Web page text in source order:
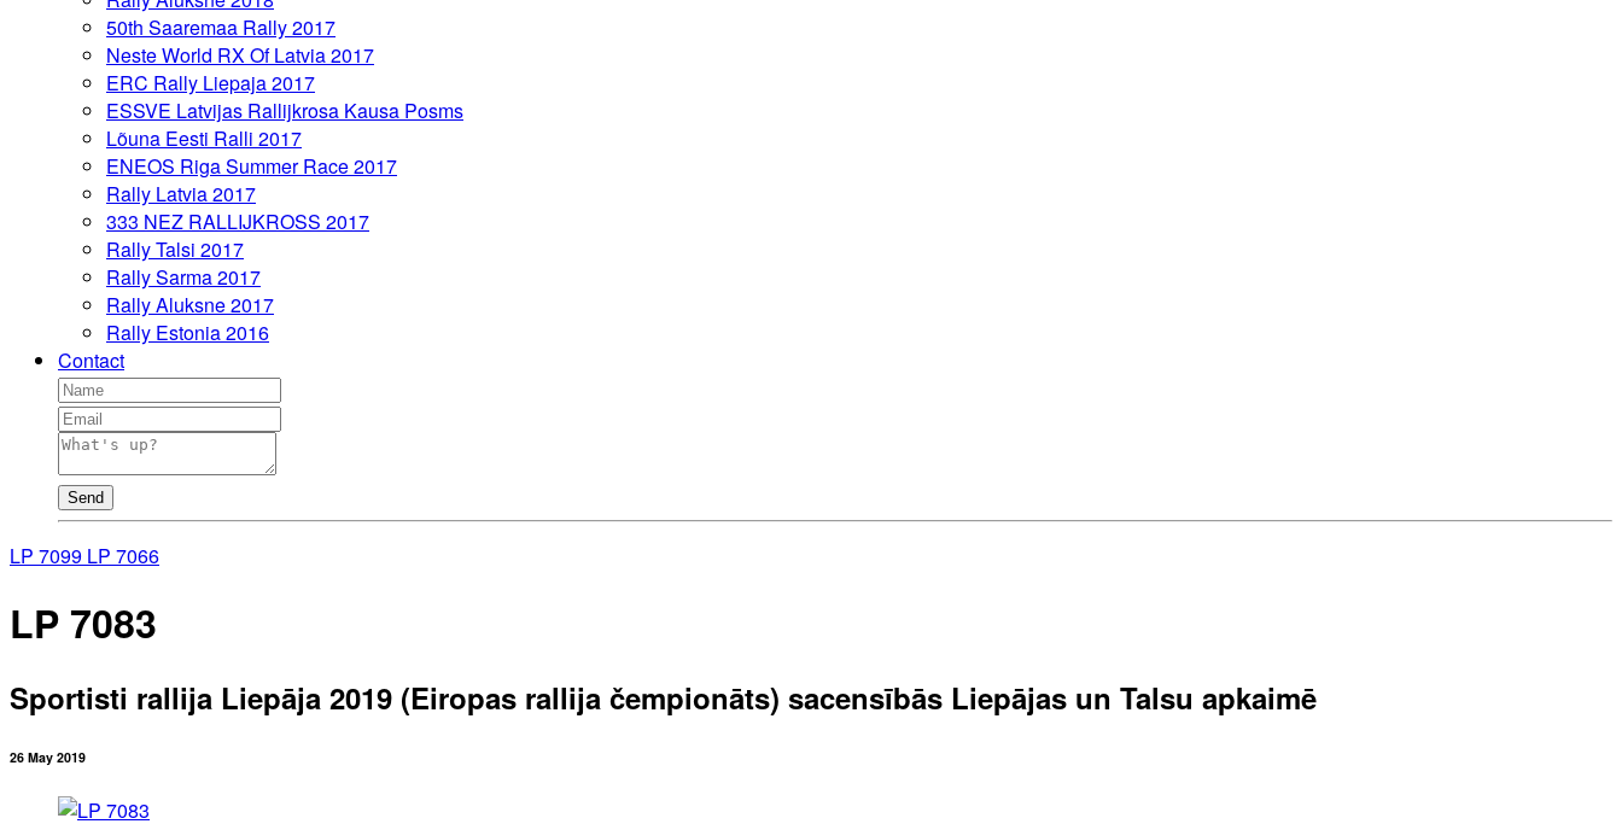
50th Saaremaa Rally 2017
Neste World RX Of Latvia 2017
ERC Rally Liepaja 2017
ESSVE Latvijas Rallijkrosa Kausa Posms
Lõuna Eesti Ralli 2017
ENEOS Riga Summer Race 2017
Rally Latvia 2017
333 NEZ RALLIJKROSS 2017
Rally Talsi 2017
Rally Sarma 2017
Rally Aluksne 2017
Rally Estonia 2016
Contact
Send
LP 7099 LP 7066
LP 7083
Sportisti rallija Liepāja 2019 (Eiropas rallija čempionāts) sacensībās Liepājas un Talsu apkaimē
26 May 2019